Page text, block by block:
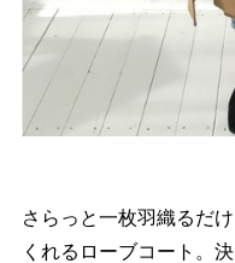
さらっと一枚羽織るだ
くれるローブコート。